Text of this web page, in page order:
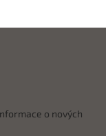
o nových